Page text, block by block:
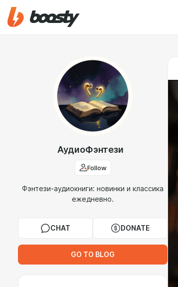
АудиоФэнтези
Follow
Фэнтези-аудиокниги: новинки и классика
ежедневно.
CHAT DONATE
GO TO BLOG